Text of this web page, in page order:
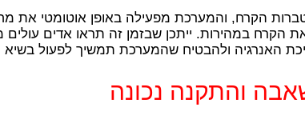
הקרח, והמערכת מפעילה באופן אוטומטי
הקרח במהירות. ייתכן שבזמן זה תראו אדים עולים
האנרגיה ולהבטיח שהמערכת תמשיך לפעול
והתקנה נכונה